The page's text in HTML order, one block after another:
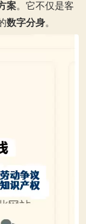
案。它不仅是客
数字分身。